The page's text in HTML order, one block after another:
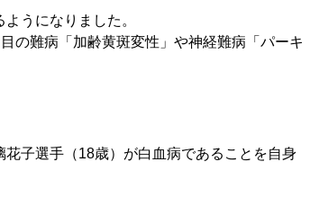
うになりました。
の難病「加齢黄斑変性」や神経難病「パーキ
子選手（18歳）が白血病であることを自身